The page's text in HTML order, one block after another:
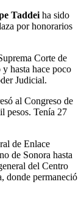
Taddei ha sido
por honorarios
Corte de
hasta hace poco
Judicial.
al Congreso de
pesos. Tenía 27
de Enlace
de Sonora hasta
del Centro
donde permaneció